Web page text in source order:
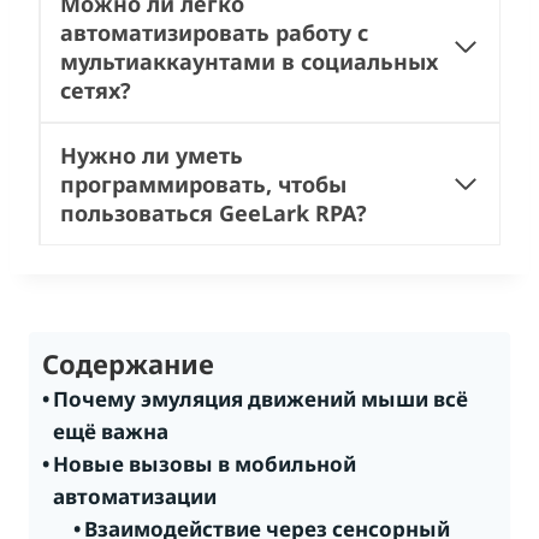
автоматизировать работу с
мультиаккаунтами в социальных
сетях?
Нужно ли уметь
программировать, чтобы
пользоваться GeeLark RPA?
Содержание
Почему эмуляция движений мыши всё
ещё важна
Новые вызовы в мобильной
автоматизации
Взаимодействие через сенсорный